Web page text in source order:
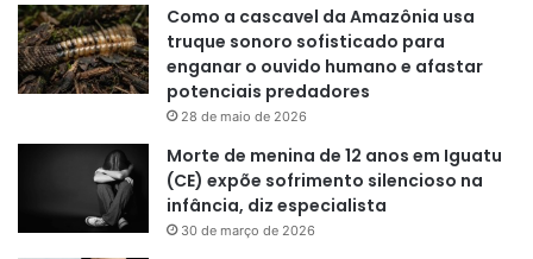
Como a cascavel da Amazônia usa
truque sonoro sofisticado para
enganar o ouvido humano e afastar
potenciais predadores
28 de maio de 2026
Morte de menina de 12 anos em Iguatu
(CE) expõe sofrimento silencioso na
infância, diz especialista
30 de março de 2026